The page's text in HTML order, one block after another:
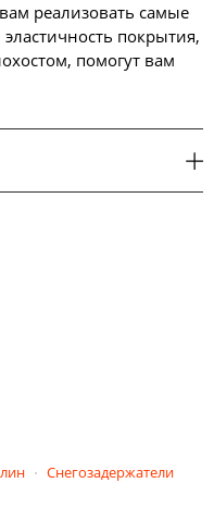
реализовать самые
покрытия,
помогут вам
Снегозадержатели